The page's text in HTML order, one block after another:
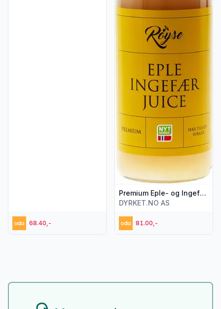
68.40,-
Premium Eple- og Ingefærjuice 0,75 l
DYRKET.NO AS
81.00,-